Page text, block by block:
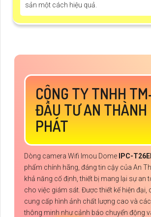
sản một cách hiệu quả.
CÔNG TY TNHH
ĐẦU TƯ AN THÀNH
PHÁT
Dòng camera Wifi Imou Dome IPC-
phẩm chính hãng, đáng tin cậy của An
khả năng cố định, thiết bị mang lại sự an
cho việc giám sát. Được thiết kế hiện đại,
cung cấp hình ảnh chất lượng cao và
thông minh như cảnh báo chuyển động